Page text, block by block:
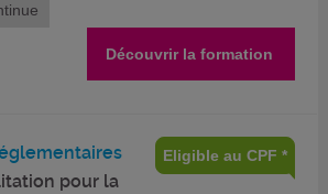
Découvrir la formation
pour la
Eligible au CPF *